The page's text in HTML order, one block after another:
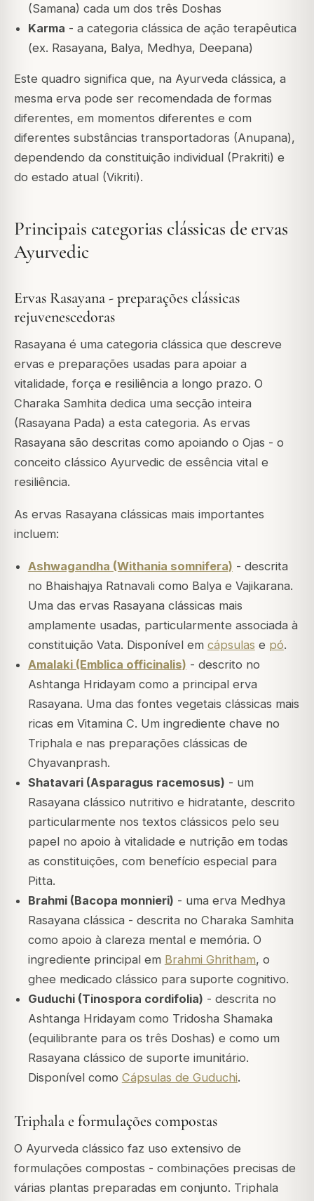
(Samana) cada um dos três Doshas
Karma - a categoria clássica de ação terapêutica
(ex. Rasayana, Balya, Medhya, Deepana)
Este quadro significa que, na Ayurveda clássica, a
mesma erva pode ser recomendada de formas
diferentes, em momentos diferentes e com
diferentes substâncias transportadoras (Anupana),
dependendo da constituição individual (Prakriti) e
do estado atual (Vikriti).
Principais categorias clássicas de ervas
Ayurvedic
Ervas Rasayana - preparações clássicas
rejuvenescedoras
Rasayana é uma categoria clássica que descreve
ervas e preparações usadas para apoiar a
vitalidade, força e resiliência a longo prazo. O
Charaka Samhita dedica uma secção inteira
(Rasayana Pada) a esta categoria. As ervas
Rasayana são descritas como apoiando o Ojas - o
conceito clássico Ayurvedic de essência vital e
resiliência.
As ervas Rasayana clássicas mais importantes
incluem:
Ashwagandha (Withania somnifera) - descrita
no Bhaishajya Ratnavali como Balya e Vajikarana.
Uma das ervas Rasayana clássicas mais
amplamente usadas, particularmente associada à
constituição Vata. Disponível em cápsulas e pó.
Amalaki (Emblica officinalis) - descrito no
Ashtanga Hridayam como a principal erva
Rasayana. Uma das fontes vegetais clássicas mais
ricas em Vitamina C. Um ingrediente chave no
Triphala e nas preparações clássicas de
Chyavanprash.
Shatavari (Asparagus racemosus) - um
Rasayana clássico nutritivo e hidratante, descrito
particularmente nos textos clássicos pelo seu
papel no apoio à vitalidade e nutrição em todas
as constituições, com benefício especial para
Pitta.
Brahmi (Bacopa monnieri) - uma erva Medhya
Rasayana clássica - descrita no Charaka Samhita
como apoio à clareza mental e memória. O
ingrediente principal em Brahmi Ghritham, o
ghee medicado clássico para suporte cognitivo.
Guduchi (Tinospora cordifolia) - descrita no
Ashtanga Hridayam como Tridosha Shamaka
(equilibrante para os três Doshas) e como um
Rasayana clássico de suporte imunitário.
Disponível como Cápsulas de Guduchi.
Triphala e formulações compostas
O Ayurveda clássico faz uso extensivo de
formulações compostas - combinações precisas de
várias plantas preparadas em conjunto. Triphala